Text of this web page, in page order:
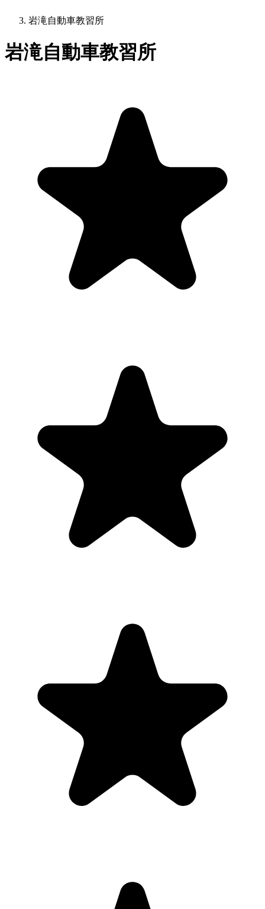
岩滝自動車教習所
岩滝自動車教習所